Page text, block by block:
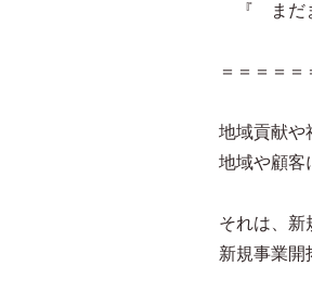
『 まだま
＝＝＝＝
地域貢献や
地域や顧客
それは、新
新規事業開